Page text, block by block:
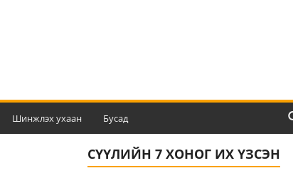
Шинжлэх ухаан Бусад
СҮҮЛИЙН 7 ХОНОГ ИХ ҮЗСЭН